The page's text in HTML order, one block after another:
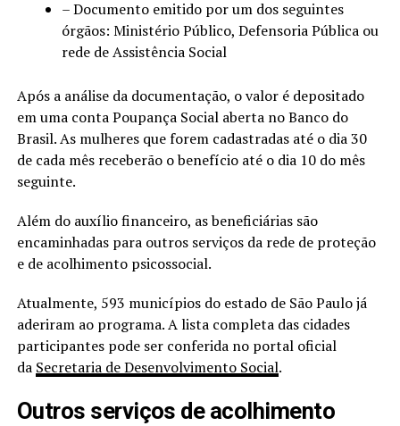
– Documento emitido por um dos seguintes
órgãos: Ministério Público, Defensoria Pública ou
rede de Assistência Social
Após a análise da documentação, o valor é depositado
em uma conta Poupança Social aberta no Banco do
Brasil. As mulheres que forem cadastradas até o dia 30
de cada mês receberão o benefício até o dia 10 do mês
seguinte.
Além do auxílio financeiro, as beneficiárias são
encaminhadas para outros serviços da rede de proteção
e de acolhimento psicossocial.
Atualmente, 593 municípios do estado de São Paulo já
aderiram ao programa. A lista completa das cidades
participantes pode ser conferida no portal oficial
da Secretaria de Desenvolvimento Social.
Outros serviços de acolhimento